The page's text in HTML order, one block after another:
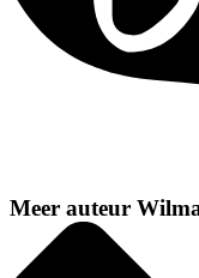
Meer auteur